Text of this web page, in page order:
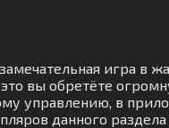
игра в
вы обретёте
управлению, в
данного